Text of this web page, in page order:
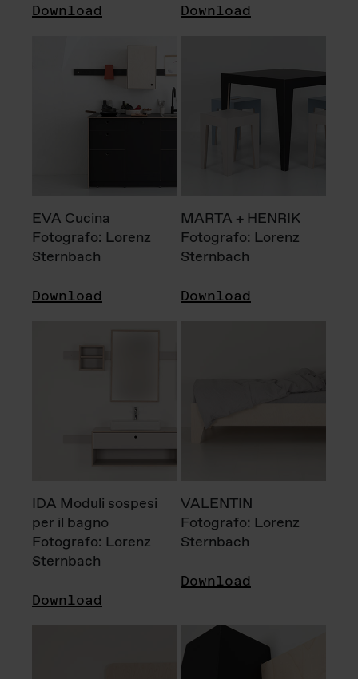
Download Download
EVA Cucina
Fotografo: Lorenz
Sternbach
Download
MARTA + HENRIK
Fotografo: Lorenz
Sternbach
Download
IDA Moduli sospesi
per il bagno
Fotografo: Lorenz
Sternbach
Download
VALENTIN
Fotografo: Lorenz
Sternbach
Download